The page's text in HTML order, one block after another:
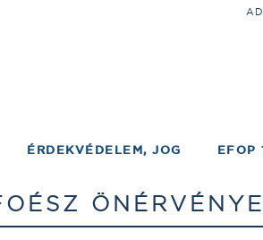
ÉRDEKVÉDELEM, JOG EFOP